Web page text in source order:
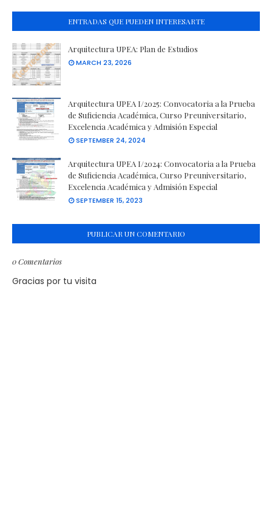
ENTRADAS QUE PUEDEN INTERESARTE
Arquitectura UPEA: Plan de Estudios
MARCH 23, 2026
Arquitectura UPEA I/2025: Convocatoria a la Prueba
de Suficiencia Académica, Curso Preuniversitario,
Excelencia Académica y Admisión Especial
SEPTEMBER 24, 2024
Arquitectura UPEA I/2024: Convocatoria a la Prueba
de Suficiencia Académica, Curso Preuniversitario,
Excelencia Académica y Admisión Especial
SEPTEMBER 15, 2023
PUBLICAR UN COMENTARIO
0 Comentarios
Gracias por tu visita